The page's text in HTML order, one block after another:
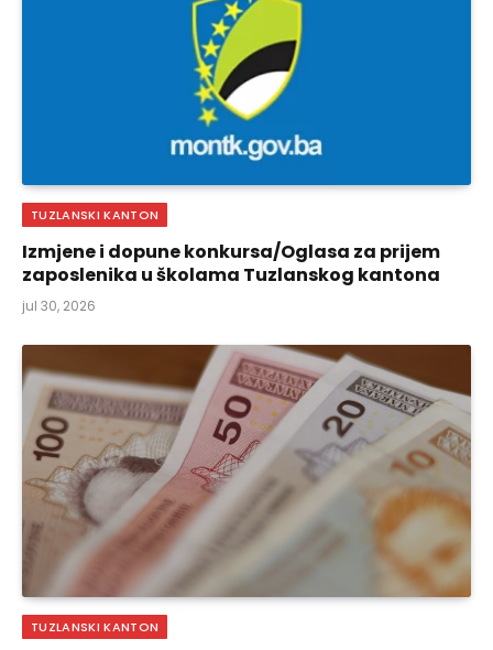
TUZLANSKI KANTON
Izmjene i dopune konkursa/Oglasa za prijem
zaposlenika u školama Tuzlanskog kantona
jul 30, 2026
TUZLANSKI KANTON